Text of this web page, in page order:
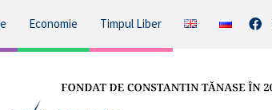
Economie Timpul Liber